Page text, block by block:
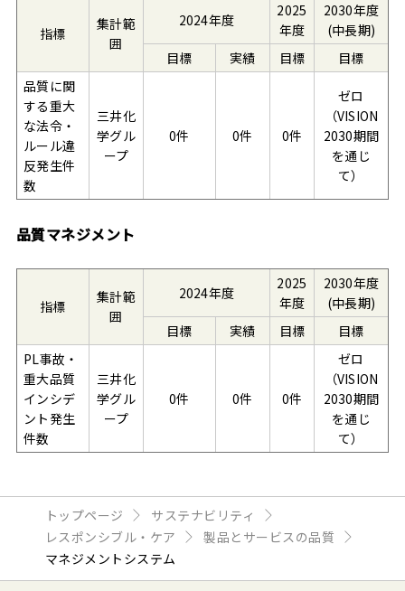
指標
集計範
囲
2024年度
2025
年度
2030年度
(中長期)
目標
実績 目標
目標
品質に関
する重大
な法令・
ルール違
反発生件
数
三井化
学グル
ープ
0件 0件 0件
ゼロ
（VISION
2030期間
を通じ
て）
品質マネジメント
指標
集計範
囲
2024年度
2025
年度
2030年度
(中長期)
目標
実績 目標
目標
PL事故・
重大品質
インシデ
ント発生
件数
三井化
学グル
ープ
0件 0件 0件
ゼロ
（VISION
2030期間
を通じ
て）
トップページ
サステナビリティ
レスポンシブル・ケア
製品とサービスの品質
マネジメントシステム